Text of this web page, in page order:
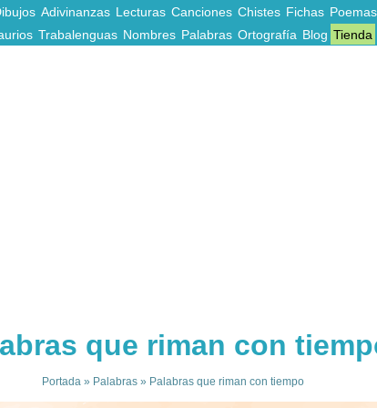
Adivinanzas Lecturas Canciones Chistes Fichas Poemas
Trabalenguas Nombres Palabras Ortografía Blog Tienda
que riman con
Portada » Palabras » Palabras que riman con tiempo